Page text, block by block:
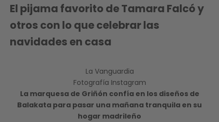
El pijama favorito de Tamara Falcó y
otros con lo que celebrar las
navidades en casa
La Vanguardia
Fotografía Instagram
La marquesa de Griñón confía en los diseños de
Balakata para pasar una mañana tranquila en su
hogar madrileño